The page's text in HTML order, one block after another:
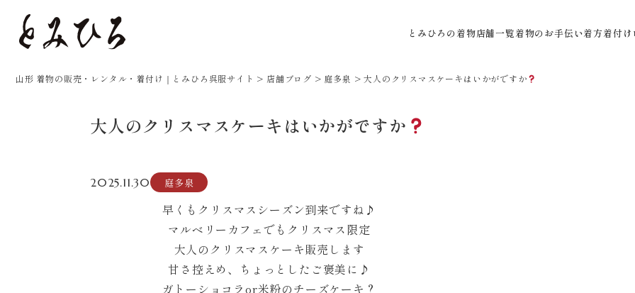
とみひろの着物店舗一覧着物のお手伝い着方着付け
山形 着物の販売・レンタル・着付け｜とみひろ呉服サイト > 店舗ブログ > 庭多泉 >大人のクリスマスケーキはいかがですか
大人のクリスマスケーキはいかがですか
2025.11.30 庭多泉
早くもクリスマスシーズン到来ですね♪
マルベリーカフェでもクリスマス限定
大人のクリスマスケーキ販売します
甘さ控えめ、ちょっとしたご褒美に♪
ガトーショコラor米粉のチーズケーキ？